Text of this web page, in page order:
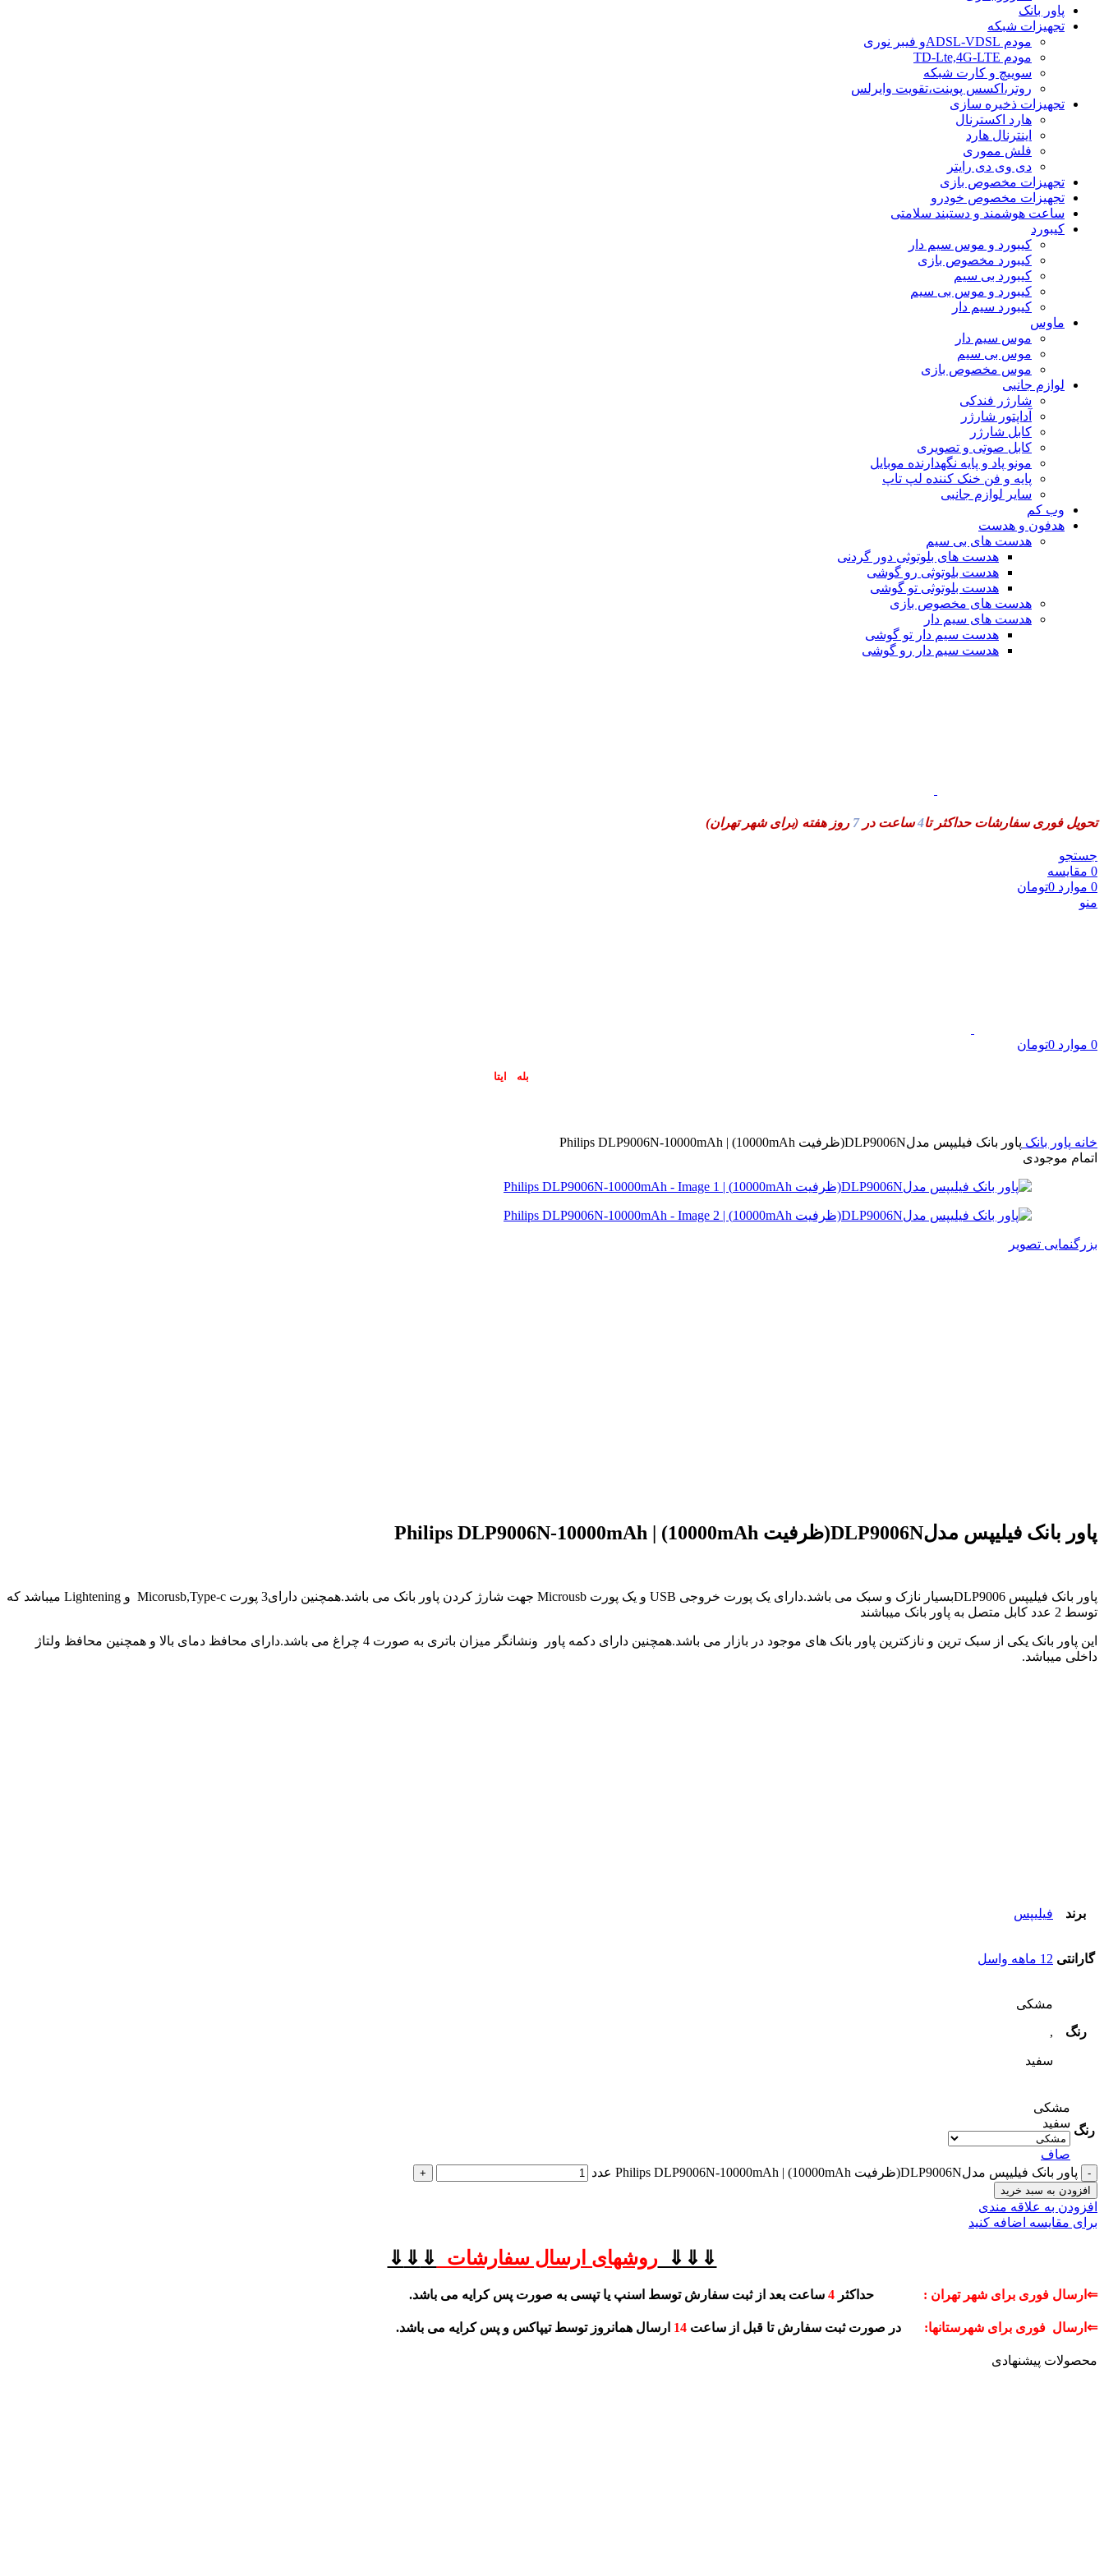
پاور بانک
تجهیزات شبکه
مودم ADSL-VDSLو فیبر نوری
مودم TD-Lte,4G-LTE
سوییچ و کارت شبکه
روتر،اکسس پوینت،تقویت وایرلس
تجهیزات ذخیره سازی
هارد اکسترنال
اینترنال هارد
فلش مموری
دی وی دی رایتر
تجهیزات مخصوص بازی
تجهیزات مخصوص خودرو
ساعت هوشمند و دستبند سلامتی
کیبورد
کیبورد و موس سیم دار
کیبورد مخصوص بازی
کیبورد بی سیم
کیبورد و موس بی سیم
کیبورد سیم دار
ماوس
موس سیم دار
موس بی سیم
موس مخصوص بازی
لوازم جانبی
شارژر فندکی
آداپتور شارژر
کابل شارژر
کابل صوتی و تصویری
مونو پاد و پایه نگهدارنده موبایل
پایه و فن خنک کننده لپ تاپ
سایر لوازم جانبی
وب کم
هدفون و هدست
هدست های بی سیم
هدست های بلوتوثی دور گردنی
هدست بلوتوثی رو گوشی
هدست بلوتوثی تو گوشی
هدست های مخصوص بازی
هدست های سیم دار
هدست سیم دار تو گوشی
هدست سیم دار رو گوشی
تحویل فوری سفارشات حداکثر تا4ساعت در7 روز هفته (برای شهر تهران)
جستجو
0 مقایسه
0 موارد 0تومان
منو
0 موارد 0تومان
بله ایتا
خانه پاور بانک پاور بانک فیلیپس مدلDLP9006N(ظرفیت 10000mAh) | Philips DLP9006N-10000mAh
اتمام موجودی
بزرگنمایی تصویر
پاور بانک فیلیپس مدلDLP9006N(ظرفیت 10000mAh) | Philips DLP9006N-10000mAh
پاور بانک فیلیپس DLP9006بسیار نازک و سبک می باشد.دارای یک پورت خروجی USB و یک پورت Microusb جهت شارژ کردن پاور بانک می باشد.همچنین دارای3 پورت Micorusb,Type-c و Lightening میباشد که
توسط 2 عدد کابل متصل به پاور بانک میباشند
این پاور بانک یکی از سبک ترین و نازکترین پاور بانک های موجود در بازار می باشد.همچنین دارای دکمه پاور ونشانگر میزان باتری به صورت 4 چراغ می باشد.دارای محافظ دمای بالا و همچنین محافظ ولتاژ
داخلی میباشد.
برند فیلیپس
گارانتی 12 ماهه واسل
رنگ
مشکی
,
سفید
رنگ
مشکی
سفید
صاف
پاور بانک فیلیپس مدلDLP9006N(ظرفیت 10000mAh) | Philips DLP9006N-10000mAh عدد
افزودن به سبد خرید
افزودن به علاقه مندی
برای مقایسه اضافه کنید
⇓⇓⇓روشهای ارسال سفارشات ⇓
⇓
⇓
⇐ارسال فوری برای شهر تهران : حداکثر 4 ساعت بعد از ثبت سفارش توسط اسنپ یا تپسی به صورت پس کرایه می باشد.
⇐ارسال فوری برای شهرستانها: در صورت ثبت سفارش تا قبل از ساعت 14 ارسال همانروز توسط تیپاکس و پس کرایه می باشد.
محصولات پیشنهادی